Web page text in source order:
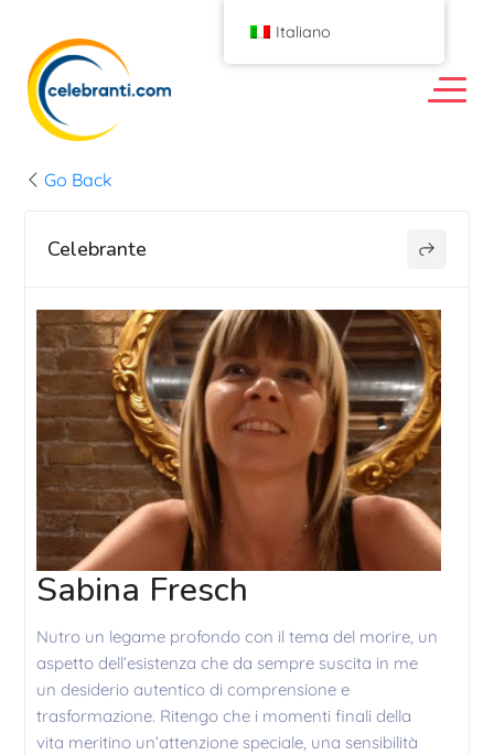
Go Back
Celebrante
Sabina Fresch
Nutro un legame profondo con il tema del morire, un
aspetto dell’esistenza che da sempre suscita in me
un desiderio autentico di comprensione e
trasformazione. Ritengo che i momenti finali della
vita meritino un’attenzione speciale, una sensibilità
Italiano